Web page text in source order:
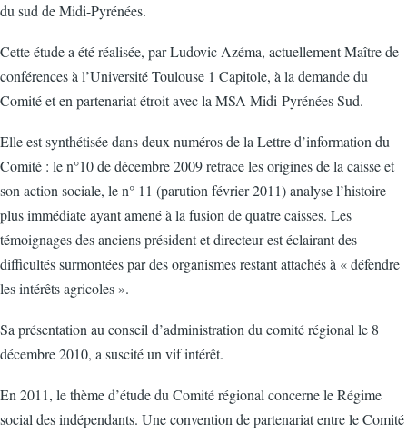
du sud de Midi-Pyrénées.
Cette étude a été réalisée, par Ludovic Azéma, actuellement Maître de
conférences à l’Université Toulouse 1 Capitole, à la demande du
Comité et en partenariat étroit avec la MSA Midi-Pyrénées Sud.
Elle est synthétisée dans deux numéros de la Lettre d’information du
Comité : le n°10 de décembre 2009 retrace les origines de la caisse et
son action sociale, le n° 11 (parution février 2011) analyse l’histoire
plus immédiate ayant amené à la fusion de quatre caisses. Les
témoignages des anciens président et directeur est éclairant des
difficultés surmontées par des organismes restant attachés à « défendre
les intérêts agricoles ».
Sa présentation au conseil d’administration du comité régional le 8
décembre 2010, a suscité un vif intérêt.
En 2011, le thème d’étude du Comité régional concerne le Régime
social des indépendants. Une convention de partenariat entre le Comité